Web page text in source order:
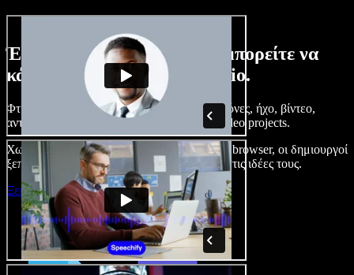
Ένα μικρό δείγμα από όσα μπορείτε να
κάνετε με το Speechify Studio.
Φτιάξτε voice overs, προσθέστε δωρεάν εικόνες, ήχο, βίντεο,
αντιγραφή φωνής – ολοκληρωμένα audio/video projects.
Χωρίς καμπύλη εκμάθησης και με όλα στον browser, οι δημιουργοί
ξεπερνούν τα κλασικά όρια και δίνουν ζωή στις ιδέες τους.
Ξεκινήστε με το Studio